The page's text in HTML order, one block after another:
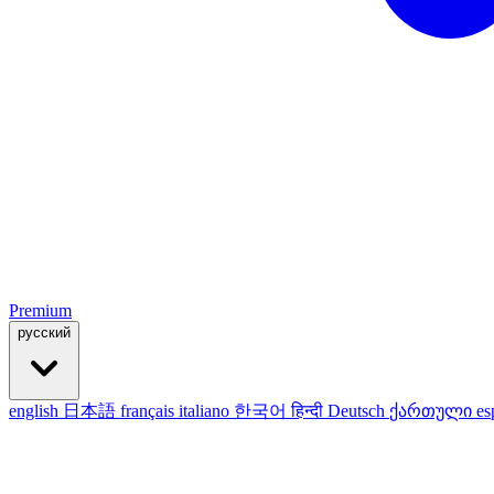
Premium
русский
english 日本語 français italiano 한국어हिन्दी Deutsch ქართული